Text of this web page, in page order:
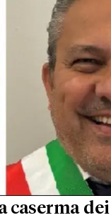
caserma